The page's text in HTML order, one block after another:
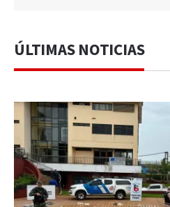
ÚLTIMAS NOTICIAS